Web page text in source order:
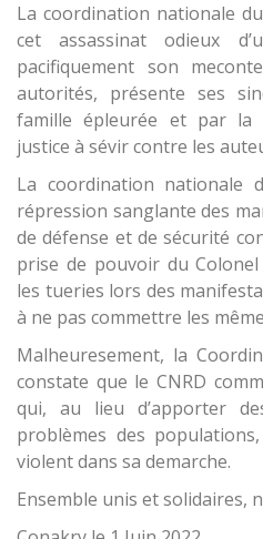
La coordination nationale
cet assassinat odieux
pacifiquement son
autorités, présente ses
famille épleurée et par la
justice à sévir contre les
La coordination nationale
répression sanglante des
de défense et de sécurité
prise de pouvoir du
les tueries lors des
à ne pas commettre les
Malheuresement, la
constate que le CNRD
qui, au lieu d’apporter
problèmes des
violent dans sa demarche.
Ensemble unis et solidaires,